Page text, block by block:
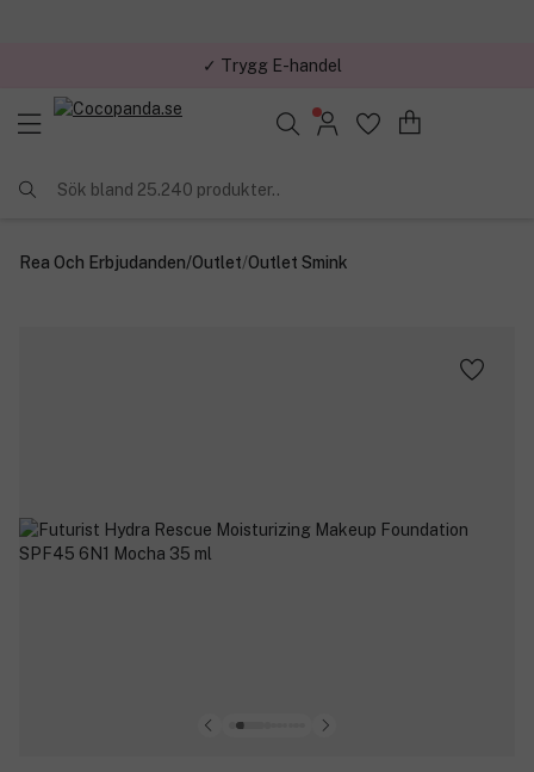
✓ Trygg E-handel
Sök bland 25.240 produkter..
Rea Och Erbjudanden/Outlet/Outlet Smink